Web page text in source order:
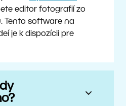
editor fotografií zo
Tento software na
je k dispozícii pre